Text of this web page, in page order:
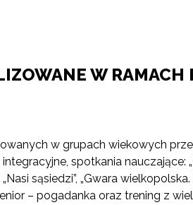
W RAMACH
w grupach wiekowych
spotkania
sąsiedzi”, „Gwara
– pogadanka oraz trening z